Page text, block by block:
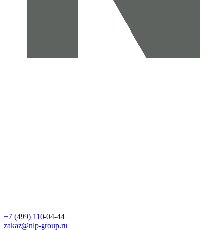
+7 (499) 110-04-44
zakaz@nlp-group.ru